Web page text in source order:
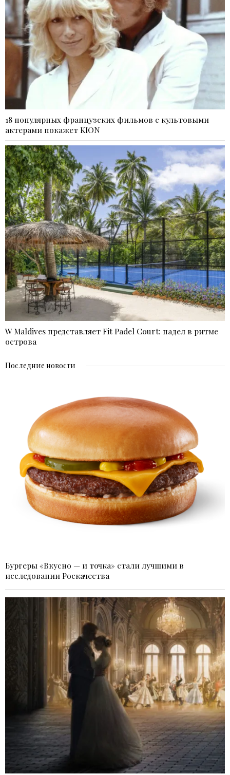
18 популярных французских фильмов с культовыми
актерами покажет KION
W Maldives представляет Fit Padel Court: падел в ритме
острова
Последние новости
Бургеры «Вкусно — и точка» стали лучшими в
исследовании Роскачества